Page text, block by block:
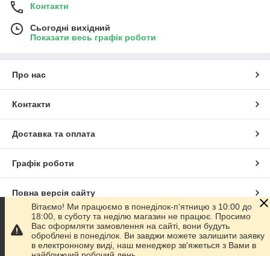
Контакти
Сьогодні вихідний
Показати весь графік роботи
Про нас
Контакти
Доставка та оплата
Графік роботи
Повна версія сайту
Сайт створено на маркетплейсіProm.ua
Політика конфіденційності
Вітаємо! Ми працюємо в понеділок-п'ятницю з 10:00 до
18:00, в суботу та неділю магазин не працює. Просимо
Вас оформляти замовлення на сайті, вони будуть
оброблені в понеділок. Ви завджи можете залишити заявку
в електронному виді, наш менеджер зв'яжеться з Вами в